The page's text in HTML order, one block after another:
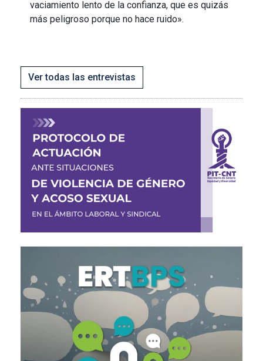
vaciamiento lento de la confianza, que es quizás
más peligroso porque no hace ruido».
Ver todas las entrevistas
Imagen